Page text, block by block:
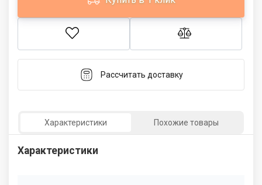
Рассчитать доставку
Характеристики Похожие товары
Характеристики